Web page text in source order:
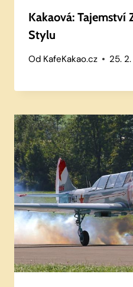
Kakaová: Tajemství
Stylu
Od KafeKakao.cz 25.